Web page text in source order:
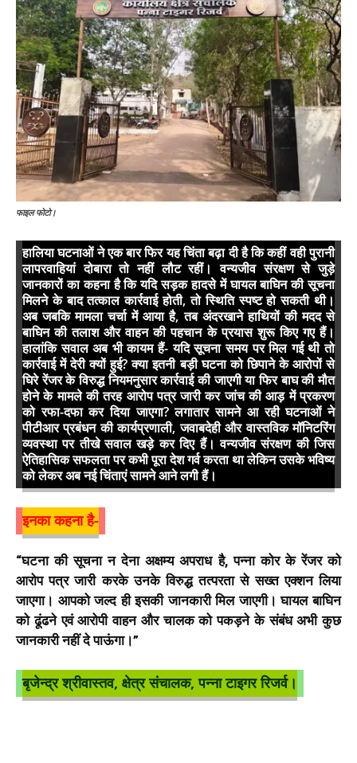
फाइल फोटो।
हालिया घटनाओं ने एक बार फिर यह चिंता बढ़ा दी है कि कहीं वही पुरानी
लापरवाहियां दोबारा तो नहीं लौट रहीं। वन्यजीव संरक्षण से जुड़े
जानकारों का कहना है कि यदि सड़क हादसे में घायल बाघिन की सूचना
मिलने के बाद तत्काल कार्रवाई होती, तो स्थिति स्पष्ट हो सकती थी।
अब जबकि मामला चर्चा में आया है, तब अंदरखाने हाथियों की मदद से
बाघिन की तलाश और वाहन की पहचान के प्रयास शुरू किए गए हैं।
हालांकि सवाल अब भी कायम हैं- यदि सूचना समय पर मिल गई थी तो
कार्रवाई में देरी क्यों हुई? क्या इतनी बड़ी घटना को छिपाने के आरोपों से
घिरे रेंजर के विरुद्ध नियमनुसार कार्रवाई की जाएगी या फिर बाघ की मौत
होने के मामले की तरह आरोप पत्र जारी कर जांच की आड़ में प्रकरण
को रफा-दफा कर दिया जाएगा? लगातार सामने आ रही घटनाओं ने
पीटीआर प्रबंधन की कार्यप्रणाली, जवाबदेही और वास्तविक मॉनिटरिंग
व्यवस्था पर तीखे सवाल खड़े कर दिए हैं। वन्यजीव संरक्षण की जिस
ऐतिहासिक सफलता पर कभी पूरा देश गर्व करता था लेकिन उसके भविष्य
को लेकर अब नई चिंताएं सामने आने लगी हैं।
इनका कहना है-
“घटना की सूचना न देना अक्षम्य अपराध है, पन्ना कोर के रेंजर को
आरोप पत्र जारी करके उनके विरुद्ध तत्परता से सख्त एक्शन लिया
जाएगा। आपको जल्द ही इसकी जानकारी मिल जाएगी। घायल बाघिन
को ढूंढने एवं आरोपी वाहन और चालक को पकड़ने के संबंध अभी कुछ
जानकारी नहीं दे पाऊंगा।”
बृजेन्द्र श्रीवास्तव, क्षेत्र संचालक, पन्ना टाइगर रिजर्व।